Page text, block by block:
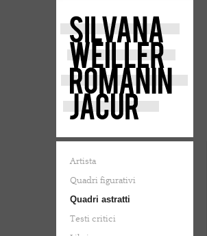
Artista
Quadri figurativi
Quadri astratti
Testi critici